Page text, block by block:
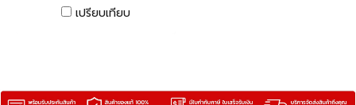
เปรียบเทียบ